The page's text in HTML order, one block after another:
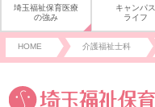
埼玉福祉保育医療
の強み
キャンパス
ライフ
HOME 介護福祉士科